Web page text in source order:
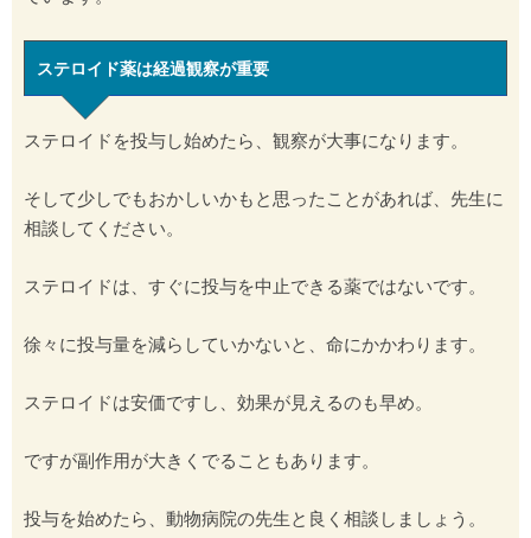
ステロイド薬は経過観察が重要
ステロイドを投与し始めたら、観察が大事になります。
そして少しでもおかしいかもと思ったことがあれば、先生に
相談してください。
ステロイドは、すぐに投与を中止できる薬ではないです。
徐々に投与量を減らしていかないと、命にかかわります。
ステロイドは安価ですし、効果が見えるのも早め。
ですが副作用が大きくでることもあります。
投与を始めたら、動物病院の先生と良く相談しましょう。